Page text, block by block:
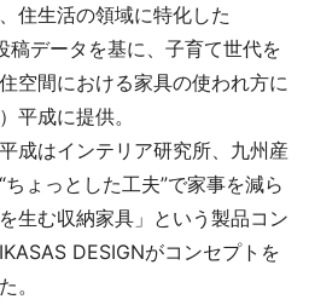
住生活の領域に特化した
データを基に、子育て世代を
空間における家具の使われ方に
平成に提供。
成はインテリア研究所、九州産
ょっとした工夫”で家事を減ら
生む収納家具」という製品コン
DESIGNがコンセプトを
。